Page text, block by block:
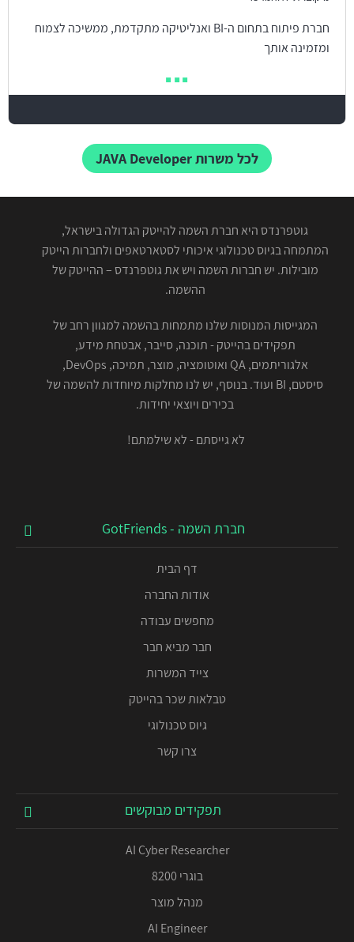
חברת פיתוח בתחום ה-BI ואנליטיקה מתקדמת, ממשיכה לצמוח
ומזמינה אותך
לכל משרות JAVA Developer
גוטפרנדס היא חברת השמה להייטק הגדולה בישראל,
המתמחה בגיוס טכנולוגי איכותי לסטארטאפים ולחברות הייטק
מובילות. יש חברות השמה ויש את גוטפרנדס – ההייטק של
ההשמה.
המגייסות המנוסות שלנו מתמחות בהשמה למגוון רחב של
תפקידים בהייטק - תוכנה, סייבר, אבטחת מידע,
אלגוריתמים, QA ואוטומציה, מוצר, תמיכה, DevOps,
סיסטם, BI ועוד. בנוסף, יש לנו מחלקות מיוחדות להשמה של
בכירים ויוצאי יחידות.
לא גייסתם - לא שילמתם!
חברת השמה - GotFriends
דף הבית
אודות החברה
מחפשים עבודה
חבר מביא חבר
צייד המשרות
טבלאות שכר בהייטק
גיוס טכנולוגי
צרו קשר
תפקידים מבוקשים
AI Cyber Researcher
בוגרי 8200
מנהל מוצר
AI Engineer